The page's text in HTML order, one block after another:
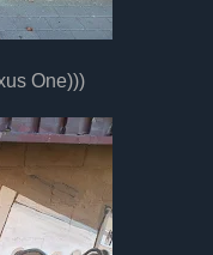
One)))